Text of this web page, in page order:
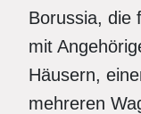
Borussia, die
mit
Häusern,
mehreren